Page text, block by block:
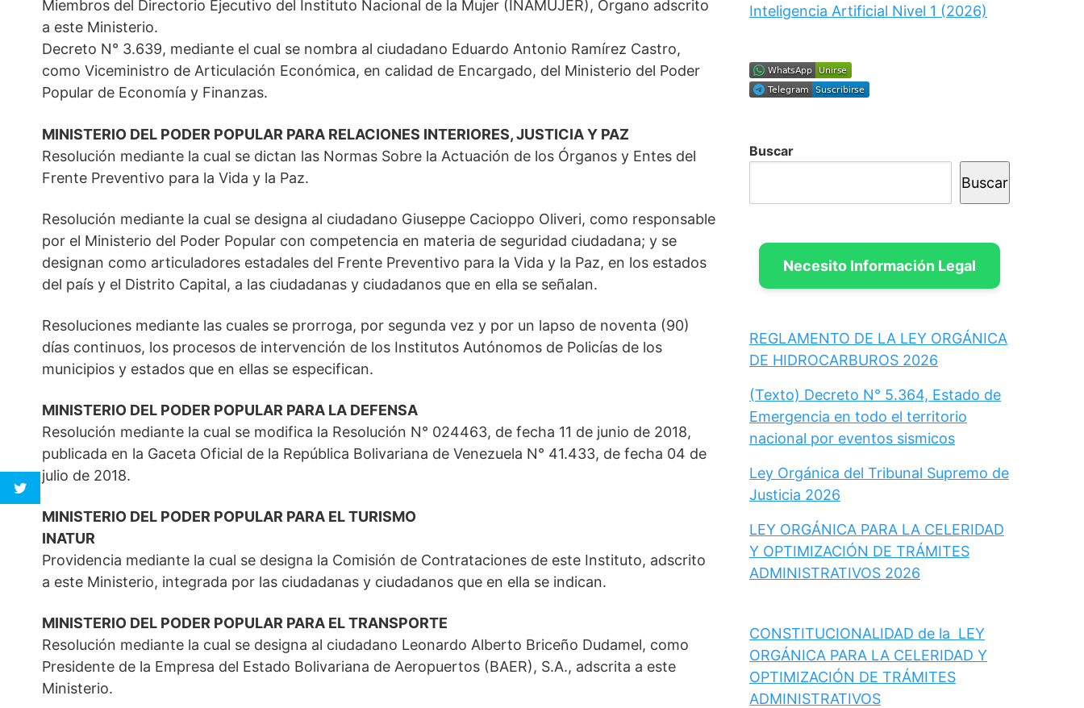
Miembros del Directorio Ejecutivo del Instituto Nacional de la Mujer (INAMUJER), Órgano adscrito
a este Ministerio.
Decreto N° 3.639, mediante el cual se nombra al ciudadano Eduardo Antonio Ramírez Castro,
como Viceministro de Articulación Económica, en calidad de Encargado, del Ministerio del Poder
Popular de Economía y Finanzas.
MINISTERIO DEL PODER POPULAR PARA RELACIONES INTERIORES, JUSTICIA Y PAZ
Resolución mediante la cual se dictan las Normas Sobre la Actuación de los Órganos y Entes del
Frente Preventivo para la Vida y la Paz.
Resolución mediante la cual se designa al ciudadano Giuseppe Cacioppo Oliveri, como responsable
por el Ministerio del Poder Popular con competencia en materia de seguridad ciudadana; y se
designan como articuladores estadales del Frente Preventivo para la Vida y la Paz, en los estados
del país y el Distrito Capital, a las ciudadanas y ciudadanos que en ella se señalan.
Resoluciones mediante las cuales se prorroga, por segunda vez y por un lapso de noventa (90)
días continuos, los procesos de intervención de los Institutos Autónomos de Policías de los
municipios y estados que en ellas se especifican.
MINISTERIO DEL PODER POPULAR PARA LA DEFENSA
Resolución mediante la cual se modifica la Resolución N° 024463, de fecha 11 de junio de 2018,
publicada en la Gaceta Oficial de la República Bolivariana de Venezuela N° 41.433, de fecha 04 de
julio de 2018.
MINISTERIO DEL PODER POPULAR PARA EL TURISMO
INATUR
Providencia mediante la cual se designa la Comisión de Contrataciones de este Instituto, adscrito
a este Ministerio, integrada por las ciudadanas y ciudadanos que en ella se indican.
MINISTERIO DEL PODER POPULAR PARA EL TRANSPORTE
Resolución mediante la cual se designa al ciudadano Leonardo Alberto Briceño Dudamel, como
Presidente de la Empresa del Estado Bolivariana de Aeropuertos (BAER), S.A., adscrita a este
Ministerio.
Inteligencia Artificial Nivel 1 (2026)
Buscar
Buscar
Necesito Información Legal
REGLAMENTO DE LA LEY ORGÁNICA
DE HIDROCARBUROS 2026
(Texto) Decreto N° 5.364, Estado de
Emergencia en todo el territorio
nacional por eventos sismicos
Ley Orgánica del Tribunal Supremo de
Justicia 2026
LEY ORGÁNICA PARA LA CELERIDAD
Y OPTIMIZACIÓN DE TRÁMITES
ADMINISTRATIVOS 2026
CONSTITUCIONALIDAD de la LEY
ORGÁNICA PARA LA CELERIDAD Y
OPTIMIZACIÓN DE TRÁMITES
ADMINISTRATIVOS